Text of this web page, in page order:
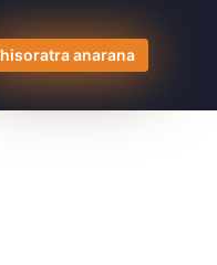
hisoratra anarana